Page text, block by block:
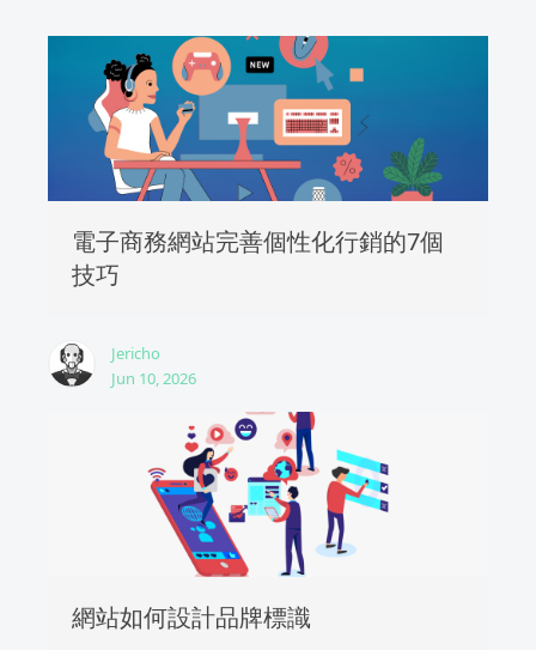
電子商務網站完善個性化行銷的7個
技巧
Jericho
Jun 10, 2026
網站如何設計品牌標識